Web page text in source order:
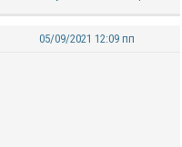
05/09/2021 12:09 пп